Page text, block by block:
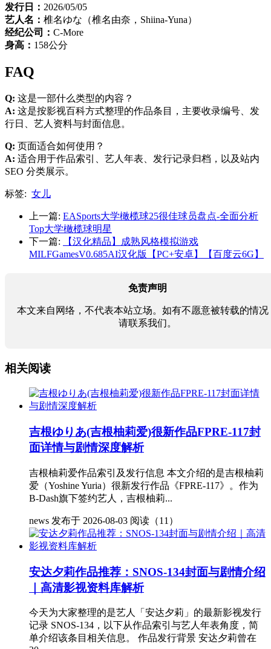
发行日： 2026/05/05
艺人名： 椎名ゆな（椎名由奈，Shiina-Yuna）
经纪公司： C-More
身高： 158公分
FAQ
Q: 这是一部什么类型的内容？
A: 这是按影视百科方式整理的作品条目，主要收录编号、发
行日、艺人资料与封面信息。
Q: 页面适合如何使用？
A: 适合用于作品索引、艺人年表、发行记录归档，以及站内
SEO 分类展示。
标签: 女儿
上一篇: EASports大学橄榄球25很佳球员盘点-全面分析
Top大学橄榄球明星
下一篇:
【汉化精品】成熟风格模拟游戏
MILFGamesV0.685AI汉化版【PC+安卓】【百度云6G】
免责声明
本文来自网络，不代表本站立场。如有不愿意被转载的情况
请联系我们。
相关阅读
吉根ゆりあ(吉根柚莉爱)很新作品FPRE-117封
面详情与剧情深度解析
吉根柚莉爱作品索引及发行信息 本文介绍的是吉根柚莉
爱（Yoshine Yuria）很新发行作品《FPRE-117》。作为
B-Dash旗下签约艺人，吉根柚莉...
news 发布于 2026-08-03 阅读（11）
安达夕莉作品推荐：SNOS-134封面与剧情介绍
｜高清影视资料库解析
今天为大家整理的是艺人「安达夕莉」的最新影视发行
记录 SNOS-134，以下从作品索引与艺人年表角度，简
单介绍该条目相关信息。 作品发行背景 安达夕莉曾在